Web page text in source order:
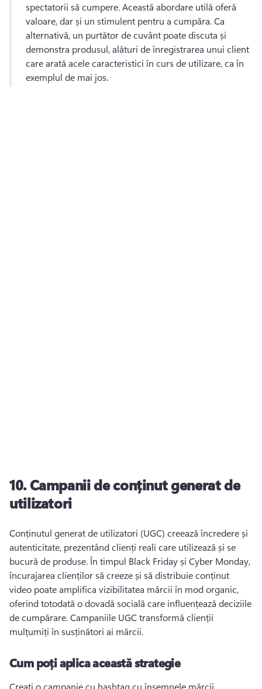
spectatorii să cumpere. Această abordare utilă oferă
valoare, dar și un stimulent pentru a cumpăra. Ca
alternativă, un purtător de cuvânt poate discuta și
demonstra produsul, alături de înregistrarea unui client
care arată acele caracteristici în curs de utilizare, ca în
exemplul de mai jos.
10.Campanii de conținut generat de
utilizatori
Conținutul generat de utilizatori (UGC) creează încredere și
autenticitate, prezentând clienți reali care utilizează și se
bucură de produse. În timpul Black Friday și Cyber Monday,
încurajarea clienților să creeze și să distribuie conținut
video poate amplifica vizibilitatea mărcii în mod organic,
oferind totodată o dovadă socială care influențează deciziile
de cumpărare. Campaniile UGC transformă clienții
mulțumiți în susținători ai mărcii.
Cum poți aplica această strategie
Creați o campanie cu hashtag cu însemnele mărcii,